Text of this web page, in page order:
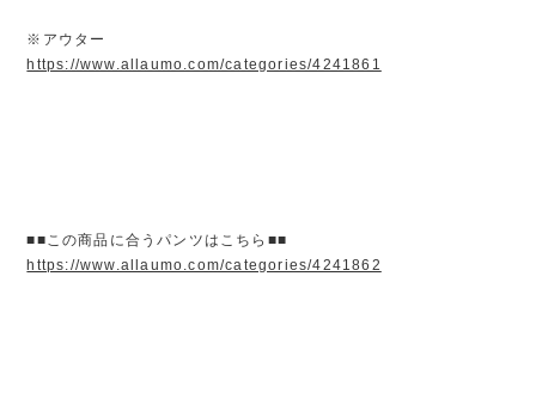
※アウター
https://www.allaumo.com/categories/4241861
■■この商品に合うパンツはこちら■■
https://www.allaumo.com/categories/4241862